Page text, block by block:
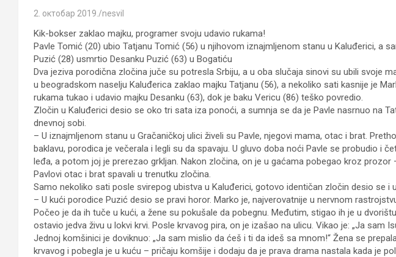
2. октобар 2019. nesvil
Kik-bokser zaklao majku, programer svoju udavio rukama!
Pavle Tomić (20) ubio Tatjanu Tomić (56) u njihovom iznajmljenom stanu u Kaluđerici, a
Puzić (28) usmrtio Desanku Puzić (63) u Bogatiću
Dva jeziva porodična zločina juče su potresla Srbiju, a u oba slučaja sinovi su ubili svoje
u beogradskom naselju Kaluđerica zaklao majku Tatjanu (56), a nekoliko sati kasnije je
rukama tukao i udavio majku Desanku (63), dok je baku Vericu (86) teško povredio.
Zločin u Kaluđerici desio se oko tri sata iza ponoći, a sumnja se da je Pavle nasrnuo na
dnevnoj sobi.
– U iznajmljenom stanu u Gračaničkoj ulici živeli su Pavle, njegovi mama, otac i brat.
baklavu, porodica je večerala i legli su da spavaju. U gluvo doba noći Pavle se probudio i
leđa, a potom joj je prerezao grkljan. Nakon zločina, on je u gaćama pobegao kroz prozor
Pavlovi otac i brat spavali u trenutku zločina.
Samo nekoliko sati posle svirepog ubistva u Kaluđerici, gotovo identičan zločin desio se i
– U kući porodice Puzić desio se pravi horor. Marko je, najverovatnije u nervnom
Počeo je da ih tuče u kući, a žene su pokušale da pobegnu. Međutim, stigao ih je u
ostavio jedva živu u lokvi krvi. Posle krvavog pira, on je izašao na ulicu. Vikao je: „Ja sam
Jednoj komšinici je doviknuo: „Ja sam mislio da ćeš i ti da ideš sa mnom!“ Žena se
krvavog i pobegla je u kuću – pričaju komšije i dodaju da je prava drama nastala kada je